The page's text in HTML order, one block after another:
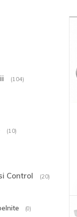
(104)
(10)
Control (20)
(0)